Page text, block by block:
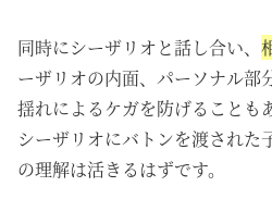
同時にシーザリオと話し合い、
ーザリオの内面、パーソナル部
揺れによるケガを防げることも
シーザリオにバトンを渡された
の理解は活きるはずです。